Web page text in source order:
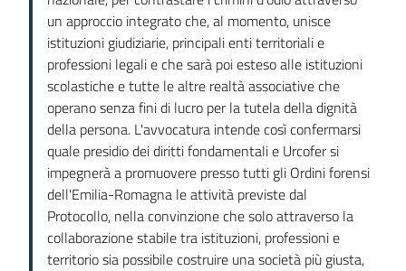
un approccio integrato che, al momento, unisce
istituzioni giudiziarie, principali enti territoriali e
professioni legali e che sarà poi esteso alle istituzioni
scolastiche e tutte le altre realtà associative che
operano senza fini di lucro per la tutela della dignità
della persona. L'avvocatura intende così confermarsi
quale presidio dei diritti fondamentali e Urcofer si
impegnerà a promuovere presso tutti gli Ordini forensi
dell'Emilia-Romagna le attività previste dal
Protocollo, nella convinzione che solo attraverso la
collaborazione stabile tra istituzioni, professioni e
territorio sia possibile costruire una società più giusta,